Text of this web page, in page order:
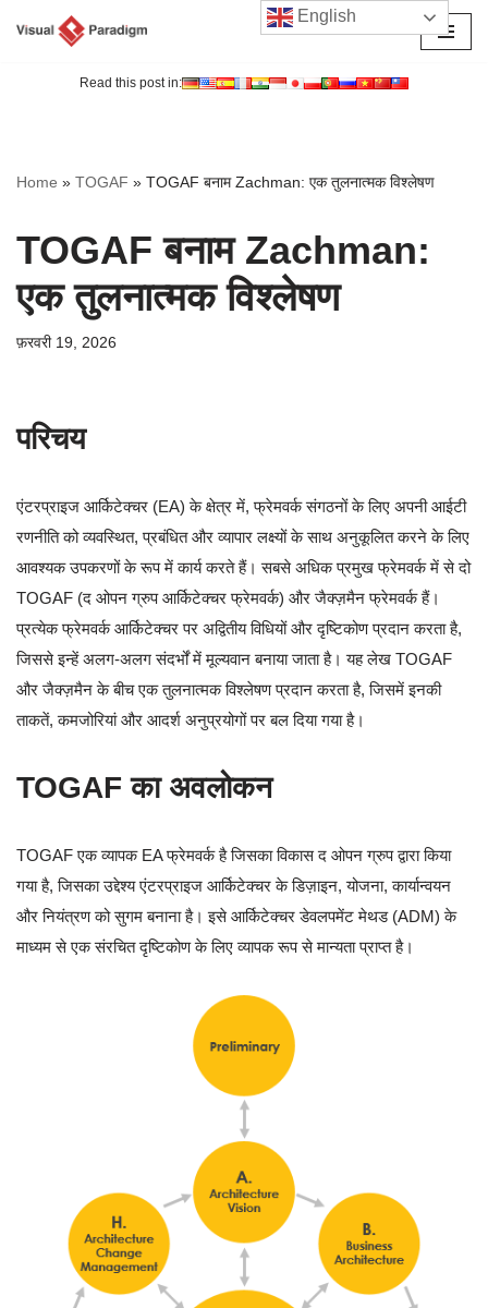
Read this post in:
Home » TOGAF » TOGAF बनाम Zachman: एक तुलनात्मक विश्लेषण
TOGAF बनाम Zachman:
एक तुलनात्मक विश्लेषण
फ़रवरी 19, 2026
परिचय
एंटरप्राइज आर्किटेक्चर (EA) के क्षेत्र में, फ्रेमवर्क संगठनों के लिए अपनी आईटी
रणनीति को व्यवस्थित, प्रबंधित और व्यापार लक्ष्यों के साथ अनुकूलित करने के लिए
आवश्यक उपकरणों के रूप में कार्य करते हैं। सबसे अधिक प्रमुख फ्रेमवर्क में से दो
TOGAF (द ओपन ग्रुप आर्किटेक्चर फ्रेमवर्क) और जैक्ज़मैन फ्रेमवर्क हैं।
प्रत्येक फ्रेमवर्क आर्किटेक्चर पर अद्वितीय विधियों और दृष्टिकोण प्रदान करता है,
जिससे इन्हें अलग-अलग संदर्भों में मूल्यवान बनाया जाता है। यह लेख TOGAF
और जैक्ज़मैन के बीच एक तुलनात्मक विश्लेषण प्रदान करता है, जिसमें इनकी
ताकतें, कमजोरियां और आदर्श अनुप्रयोगों पर बल दिया गया है।
TOGAF का अवलोकन
TOGAF एक व्यापक EA फ्रेमवर्क है जिसका विकास द ओपन ग्रुप द्वारा किया
गया है, जिसका उद्देश्य एंटरप्राइज आर्किटेक्चर के डिज़ाइन, योजना, कार्यान्वयन
और नियंत्रण को सुगम बनाना है। इसे आर्किटेक्चर डेवलपमेंट मेथड (ADM) के
माध्यम से एक संरचित दृष्टिकोण के लिए व्यापक रूप से मान्यता प्राप्त है।
English